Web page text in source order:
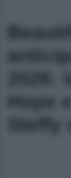
Hope
Steffy